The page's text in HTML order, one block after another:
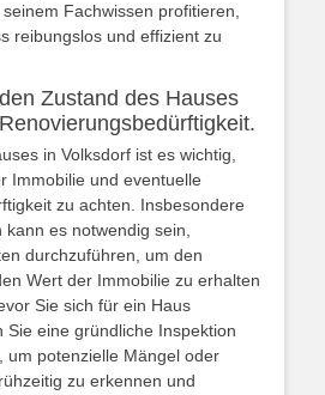
Fachwissen profitieren,
reibungslos und effizient zu
Zustand des Hauses
in Volksdorf ist es wichtig,
Immobilie und eventuelle
zu achten. Insbesondere
es notwendig sein,
durchzuführen, um den
Wert der Immobilie zu erhalten
Sie sich für ein Haus
Sie eine gründliche Inspektion
um potenzielle Mängel oder
zu erkennen und